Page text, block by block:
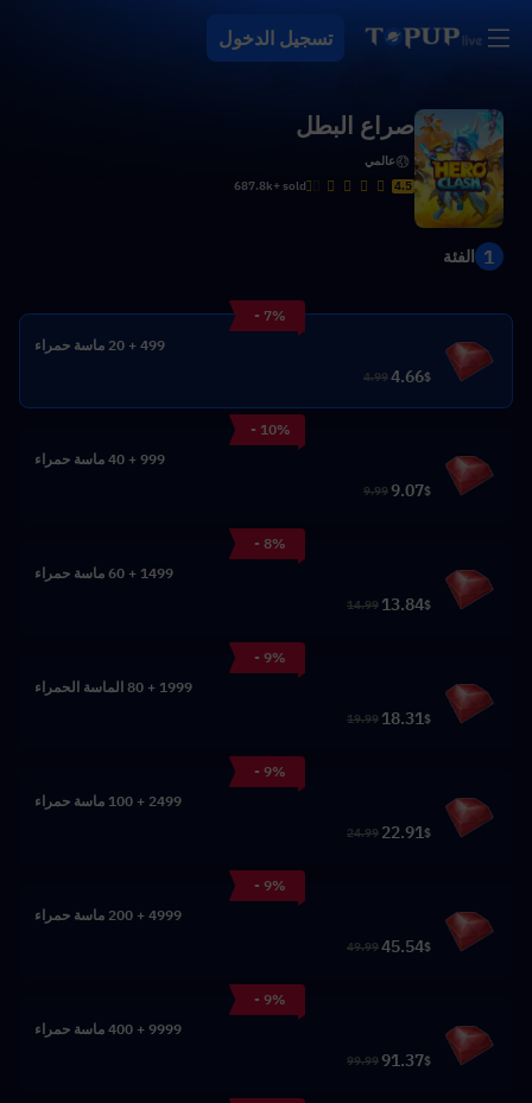
تسجيل الدخول
صراع البطل
عالمي
4.5
687.8k+ sold
1 الفئة
- 7%
499 + 20 ماسة حمراء
$
4.66
4.99
- 10%
999 + 40 ماسة حمراء
$
9.07
9.99
- 8%
1499 + 60 ماسة حمراء
$
13.84
14.99
- 9%
1999 + 80 الماسة الحمراء
$
18.31
19.99
- 9%
2499 + 100 ماسة حمراء
$
22.91
24.99
- 9%
4999 + 200 ماسة حمراء
$
45.54
49.99
- 9%
9999 + 400 ماسة حمراء
$
91.37
99.99